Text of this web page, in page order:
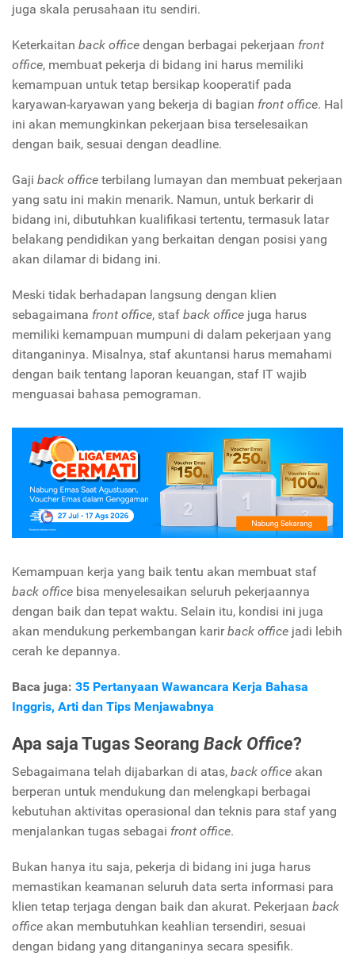
juga skala perusahaan itu sendiri.
Keterkaitan back office dengan berbagai pekerjaan front
office, membuat pekerja di bidang ini harus memiliki
kemampuan untuk tetap bersikap kooperatif pada
karyawan-karyawan yang bekerja di bagian front office. Hal
ini akan memungkinkan pekerjaan bisa terselesaikan
dengan baik, sesuai dengan deadline.
Gaji back office terbilang lumayan dan membuat pekerjaan
yang satu ini makin menarik. Namun, untuk berkarir di
bidang ini, dibutuhkan kualifikasi tertentu, termasuk latar
belakang pendidikan yang berkaitan dengan posisi yang
akan dilamar di bidang ini.
Meski tidak berhadapan langsung dengan klien
sebagaimana front office, staf back office juga harus
memiliki kemampuan mumpuni di dalam pekerjaan yang
ditanganinya. Misalnya, staf akuntansi harus memahami
dengan baik tentang laporan keuangan, staf IT wajib
menguasai bahasa pemograman.
Kemampuan kerja yang baik tentu akan membuat staf
back office bisa menyelesaikan seluruh pekerjaannya
dengan baik dan tepat waktu. Selain itu, kondisi ini juga
akan mendukung perkembangan karirback office jadi lebih
cerah ke depannya.
Baca juga: 35 Pertanyaan Wawancara Kerja Bahasa
Inggris, Arti dan Tips Menjawabnya
Apa saja Tugas Seorang Back Office?
Sebagaimana telah dijabarkan di atas, back office akan
berperan untuk mendukung dan melengkapi berbagai
kebutuhan aktivitas operasional dan teknis para staf yang
menjalankan tugas sebagai front office.
Bukan hanya itu saja, pekerja di bidang ini juga harus
memastikan keamanan seluruh data serta informasi para
klien tetap terjaga dengan baik dan akurat. Pekerjaan back
office akan membutuhkan keahlian tersendiri, sesuai
dengan bidang yang ditanganinya secara spesifik.